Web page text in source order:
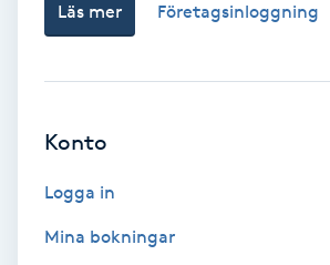
Faceliftmassage
Fettreducering
Läs mer Företagsinloggning
Konto
Logga in
Mina bokningar